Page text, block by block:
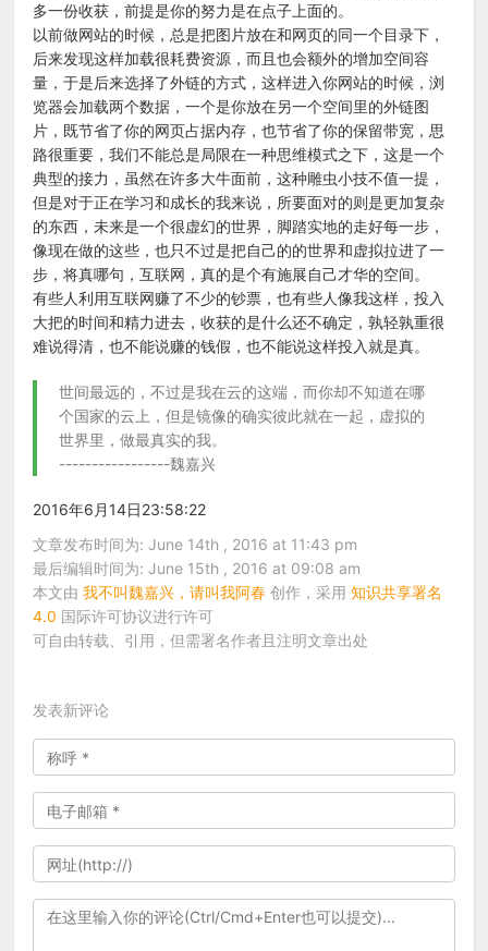
多一份收获，前提是你的努力是在点子上面的。
以前做网站的时候，总是把图片放在和网页的同一个目录下，
后来发现这样加载很耗费资源，而且也会额外的增加空间容
量，于是后来选择了外链的方式，这样进入你网站的时候，浏
览器会加载两个数据，一个是你放在另一个空间里的外链图
片，既节省了你的网页占据内存，也节省了你的保留带宽，思
路很重要，我们不能总是局限在一种思维模式之下，这是一个
典型的接力，虽然在许多大牛面前，这种雕虫小技不值一提，
但是对于正在学习和成长的我来说，所要面对的则是更加复杂
的东西，未来是一个很虚幻的世界，脚踏实地的走好每一步，
像现在做的这些，也只不过是把自己的的世界和虚拟拉进了一
步，将真哪句，互联网，真的是个有施展自己才华的空间。
有些人利用互联网赚了不少的钞票，也有些人像我这样，投入
大把的时间和精力进去，收获的是什么还不确定，孰轻孰重很
难说得清，也不能说赚的钱假，也不能说这样投入就是真。
世间最远的，不过是我在云的这端，而你却不知道在哪
个国家的云上，但是镜像的确实彼此就在一起，虚拟的
世界里，做最真实的我。
-----------------魏嘉兴
2016年6月14日23:58:22
文章发布时间为: June 14th , 2016 at 11:43 pm
最后编辑时间为: June 15th , 2016 at 09:08 am
本文由我不叫魏嘉兴，请叫我阿春 创作，采用知识共享署名
4.0 国际许可协议进行许可
可自由转载、引用，但需署名作者且注明文章出处
发表新评论